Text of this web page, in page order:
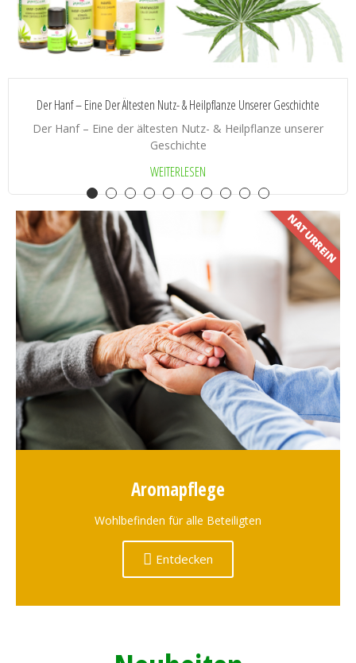
Der Hanf – Eine Der Ältesten Nutz- & Heilpflanze Unserer Geschichte
Der Hanf – Eine der ältesten Nutz- & Heilpflanze unserer
Geschichte
WEITERLESEN
Aromapflege
Wohlbefinden für alle Beteiligten
Entdecken
NATURREIN